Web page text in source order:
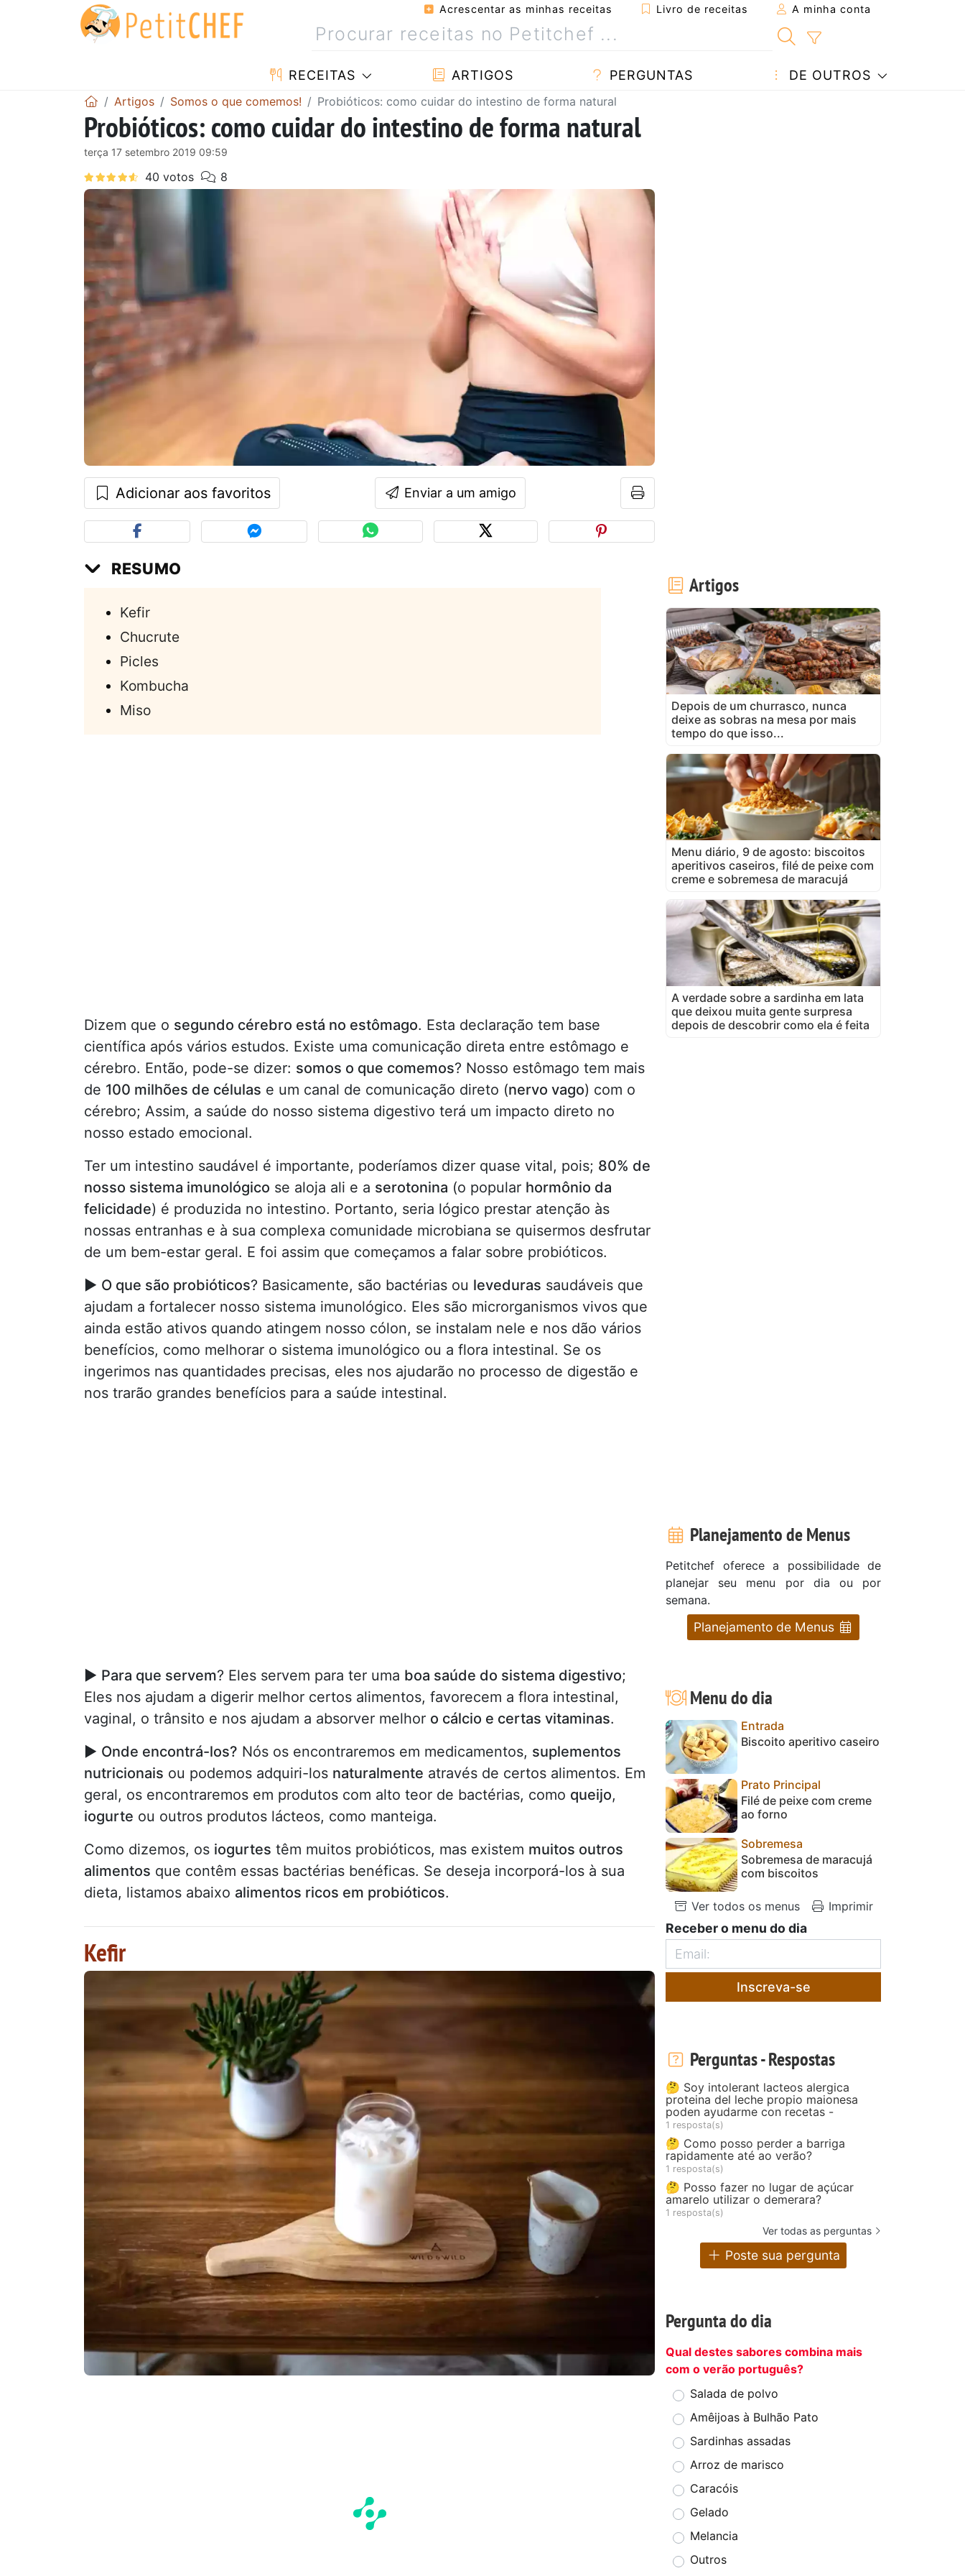
Acrescentar as minhas receitas Livro de receitas A minha conta
RECEITAS ARTIGOS PERGUNTAS DE OUTROS
Artigos Somos o que comemos! Probióticos: como cuidar do intestino de forma natural
Probióticos: como cuidar do intestino de forma natural
terça 17 setembro 2019 09:59
Adicionar aos favoritos Enviar a um amigo
RESUMO
Kefir
Chucrute
Picles
Kombucha
Miso
Dizem que o segundo cérebro está no estômago. Esta declaração tem base
científica após vários estudos. Existe uma comunicação direta entre estômago e
cérebro. Então, pode-se dizer: somos o que comemos? Nosso estômago tem mais
de 100 milhões de células e um canal de comunicação direto (nervo vago) com o
cérebro; Assim, a saúde do nosso sistema digestivo terá um impacto direto no
nosso estado emocional.
Ter um intestino saudável é importante, poderíamos dizer quase vital, pois; 80% de
nosso sistema imunológico se aloja ali e a serotonina (o popular hormônio da
felicidade) é produzida no intestino. Portanto, seria lógico prestar atenção às
nossas entranhas e à sua complexa comunidade microbiana se quisermos desfrutar
de um bem-estar geral. E foi assim que começamos a falar sobre probióticos.
► O que são probióticos? Basicamente, são bactérias ou leveduras saudáveis que
ajudam a fortalecer nosso sistema imunológico. Eles são microrganismos vivos que
ainda estão ativos quando atingem nosso cólon, se instalam nele e nos dão vários
benefícios, como melhorar o sistema imunológico ou a flora intestinal. Se os
ingerimos nas quantidades precisas, eles nos ajudarão no processo de digestão e
nos trarão grandes benefícios para a saúde intestinal.
► Para que servem? Eles servem para ter uma boa saúde do sistema digestivo;
Eles nos ajudam a digerir melhor certos alimentos, favorecem a flora intestinal,
vaginal, o trânsito e nos ajudam a absorver melhor o cálcio e certas vitaminas.
► Onde encontrá-los? Nós os encontraremos em medicamentos, suplementos
nutricionais ou podemos adquiri-los naturalmente através de certos alimentos. Em
geral, os encontraremos em produtos com alto teor de bactérias, como queijo,
iogurte ou outros produtos lácteos, como manteiga.
Como dizemos, os iogurtes têm muitos probióticos, mas existem muitos outros
alimentos que contêm essas bactérias benéficas. Se deseja incorporá-los à sua
dieta, listamos abaixo alimentos ricos em probióticos.
Kefir
Artigos
Depois de um churrasco, nunca
deixe as sobras na mesa por mais
tempo do que isso...
Menu diário, 9 de agosto: biscoitos
aperitivos caseiros, filé de peixe com
creme e sobremesa de maracujá
A verdade sobre a sardinha em lata
que deixou muita gente surpresa
depois de descobrir como ela é feita
Planejamento de Menus
Petitchef oferece a possibilidade de
planejar seu menu por dia ou por
semana.
Planejamento de Menus
Menu do dia
Entrada
Biscoito aperitivo caseiro
Prato Principal
Filé de peixe com creme
ao forno
Sobremesa
Sobremesa de maracujá
com biscoitos
Ver todos os menus Imprimir
Receber o menu do dia
Inscreva-se
Perguntas - Respostas
🤔 Soy intolerant lacteos alergica
proteina del leche propio maionesa
poden ayudarme con recetas -
1 resposta(s)
🤔 Como posso perder a barriga
rapidamente até ao verão?
1 resposta(s)
🤔 Posso fazer no lugar de açúcar
amarelo utilizar o demerara?
1 resposta(s)
Ver todas as perguntas
Poste sua pergunta
Pergunta do dia
Qual destes sabores combina mais
com o verão português?
Salada de polvo
Amêijoas à Bulhão Pato
Sardinhas assadas
Arroz de marisco
Caracóis
Gelado
Melancia
Outros